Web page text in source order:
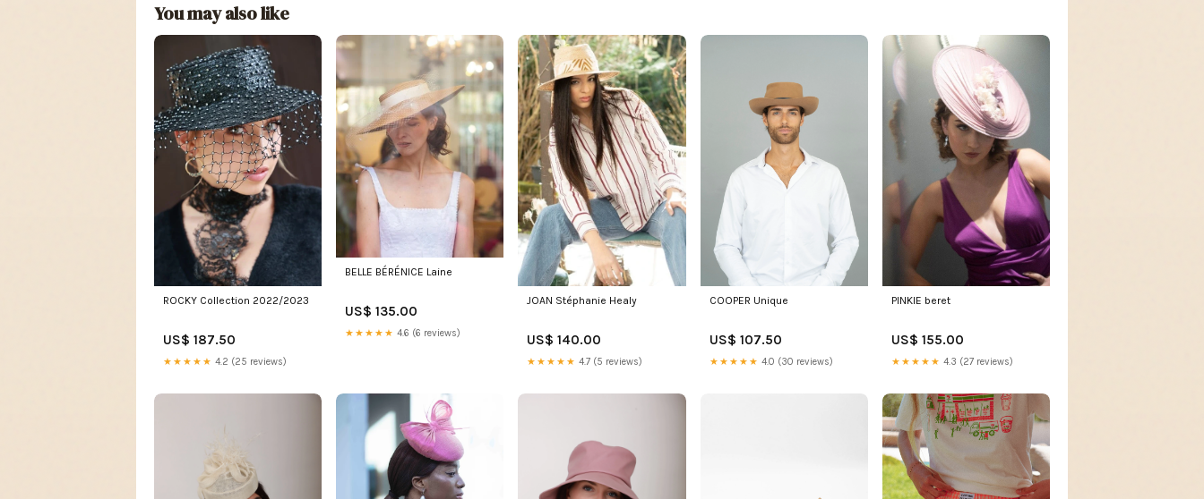
You may also like
ROCKY Collection 2022/2023
US$ 187.50
★★★★★ 4.2 (25 reviews)
BELLE BÉRÉNICE Laine
US$ 135.00
★★★★★ 4.6 (6 reviews)
JOAN Stéphanie Healy
US$ 140.00
★★★★★ 4.7 (5 reviews)
COOPER Unique
US$ 107.50
★★★★★ 4.0 (30 reviews)
PINKIE beret
US$ 155.00
★★★★★ 4.3 (27 reviews)